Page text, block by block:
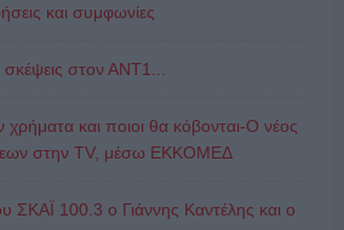
και συμφωνίες
στον ΑΝΤ1...
χρήματα και ποιοι θα κόβονται-Ο νέος
στην TV, μέσω ΕΚΚΟΜΕΔ
ΣΚΑΪ 100.3 ο Γιάννης Καντέλης και ο